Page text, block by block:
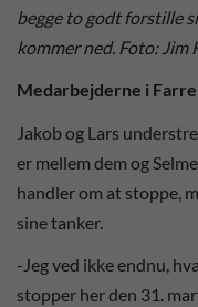
begge to godt forstille
kommer ned. Foto: Jim
Medarbejderne i
Jakob og Lars
er mellem dem og
handler om at stoppe,
sine tanker.
-Jeg ved ikke endnu,
stopper her den 31.